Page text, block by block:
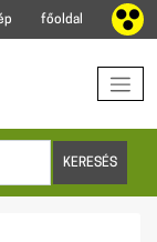
főoldal